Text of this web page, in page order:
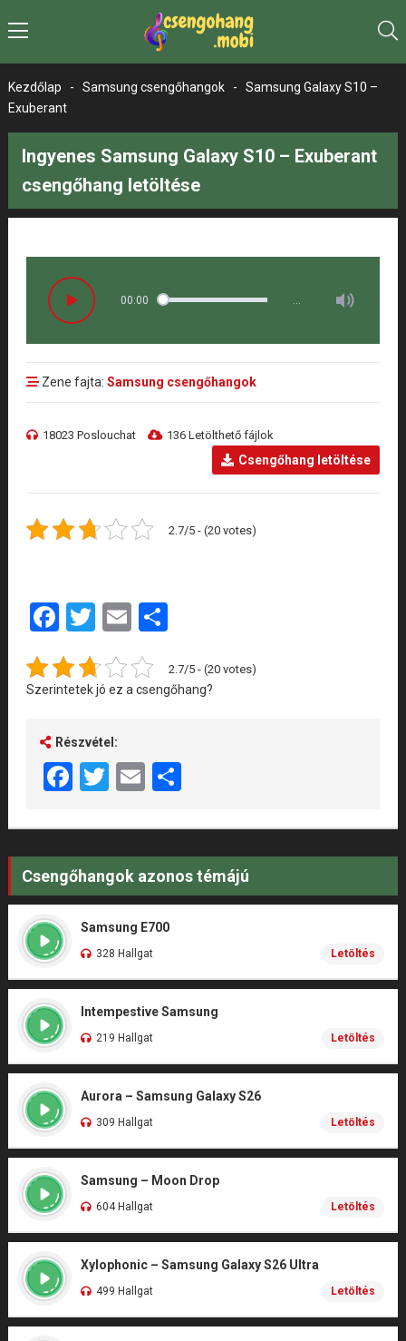
Kezdőlap - Samsung csengőhangok -
Samsung Galaxy S10 –
Exuberant
Ingyenes Samsung Galaxy S10 – Exuberant
csengőhang letöltése
00:00
Zene fajta: Samsung csengőhangok
18023 Poslouchat 136 Letölthető fájlok
Csengőhang letöltése
2.7/5 - (20 votes)
Facebook
Twitter
EmailShare
2.7/5 - (20 votes)
Szerintetek jó ez a csengőhang?
Részvétel:
Facebook
Twitter
EmailShare
Csengőhangok azonos témájú
Samsung E700
328 Hallgat Letöltés
Intempestive Samsung
219 Hallgat Letöltés
Aurora – Samsung Galaxy S26
309 Hallgat Letöltés
Samsung – Moon Drop
604 Hallgat Letöltés
Xylophonic – Samsung Galaxy S26 Ultra
499 Hallgat Letöltés